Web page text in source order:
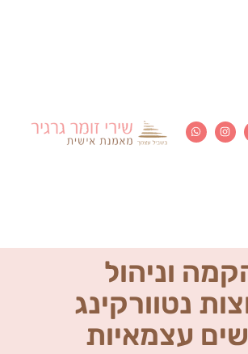
וניהול
נטוורקינג
עצמאיות